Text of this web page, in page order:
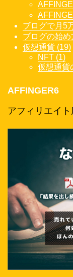
ブログで月5
ブログの始め
仮想通貨 (19)
NFT (1)
仮想通貨
AFFINGER6
アフィリエイ